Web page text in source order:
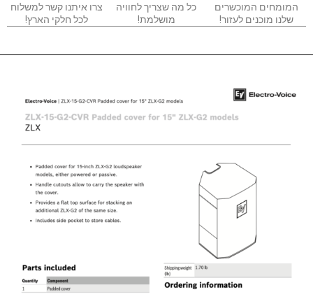
המומחים המוכשרים
שלנו מוכנים לעזור!
כל מה שצריך לחוויה
מושלמת!
צרו איתנו קשר למשלוח
לכל חלקי הארץ!